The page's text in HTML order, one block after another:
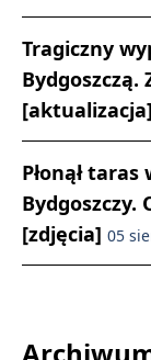
Tragiczny
Bydgoszczą.
[aktualizacja]
Płonął
[zdjęcia] 05